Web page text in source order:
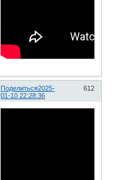
Поделиться 612
2025-
01-10 22:28:36